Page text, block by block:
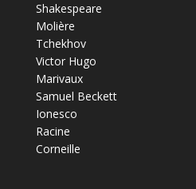
Shakespeare
Molière
Tchekhov
Victor Hugo
Marivaux
Samuel Beckett
Ionesco
Racine
Corneille